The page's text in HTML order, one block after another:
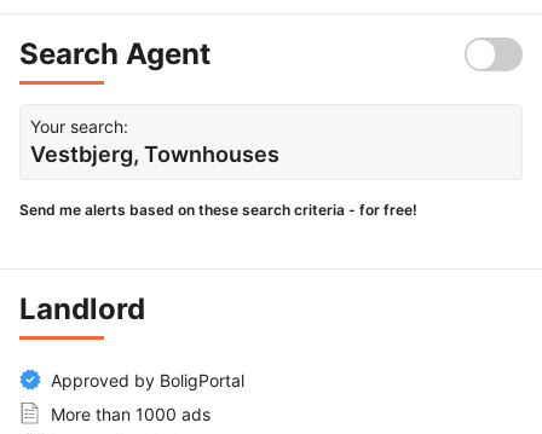
Search Agent
Your search:
Vestbjerg, Townhouses
Send me alerts based on these search criteria - for free!
Landlord
Approved by BoligPortal
More than 1000 ads